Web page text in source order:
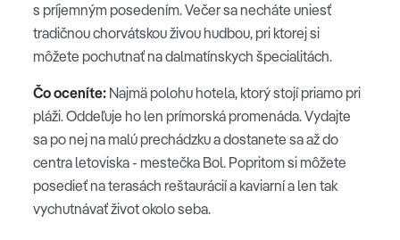
s príjemným posedením. Večer sa necháte uniesť
tradičnou chorvátskou živou hudbou, pri ktorej si
môžete pochutnať na dalmatínskych špecialitách.
Čo oceníte: Najmä polohu hotela, ktorý stojí priamo pri
pláži. Oddeľuje ho len prímorská promenáda. Vydajte
sa po nej na malú prechádzku a dostanete sa až do
centra letoviska - mestečka Bol. Popritom si môžete
posedieť na terasách reštaurácií a kaviarní a len tak
vychutnávať život okolo seba.